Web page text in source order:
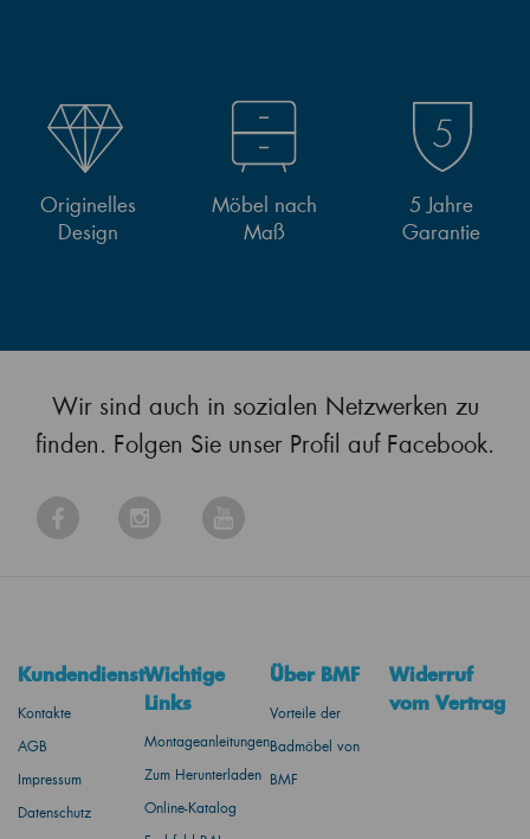
Originelles
Design
Möbel nach
Maß
5 Jahre
Garantie
Wir sind auch in sozialen Netzwerken zu
finden. Folgen Sie unser Profil auf Facebook.
Kundendienst
Kontakte
AGB
Impressum
Datenschutz
Wichtige
Links
Montageanleitungen
Zum Herunterladen
Online-Katalog
Über BMF
Vorteile der
Badmöbel von
BMF
Widerruf
vom Vertrag